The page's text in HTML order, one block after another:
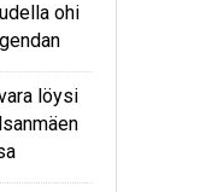
ohi
löysi